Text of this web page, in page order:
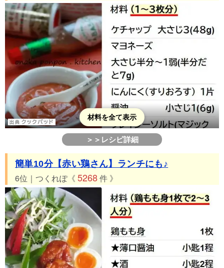
材料を全て表示
＞＞レシピ詳細
簡単10分【赤い鶏さん】ランチにも♪
6位｜つくれぽ《 5268件 》